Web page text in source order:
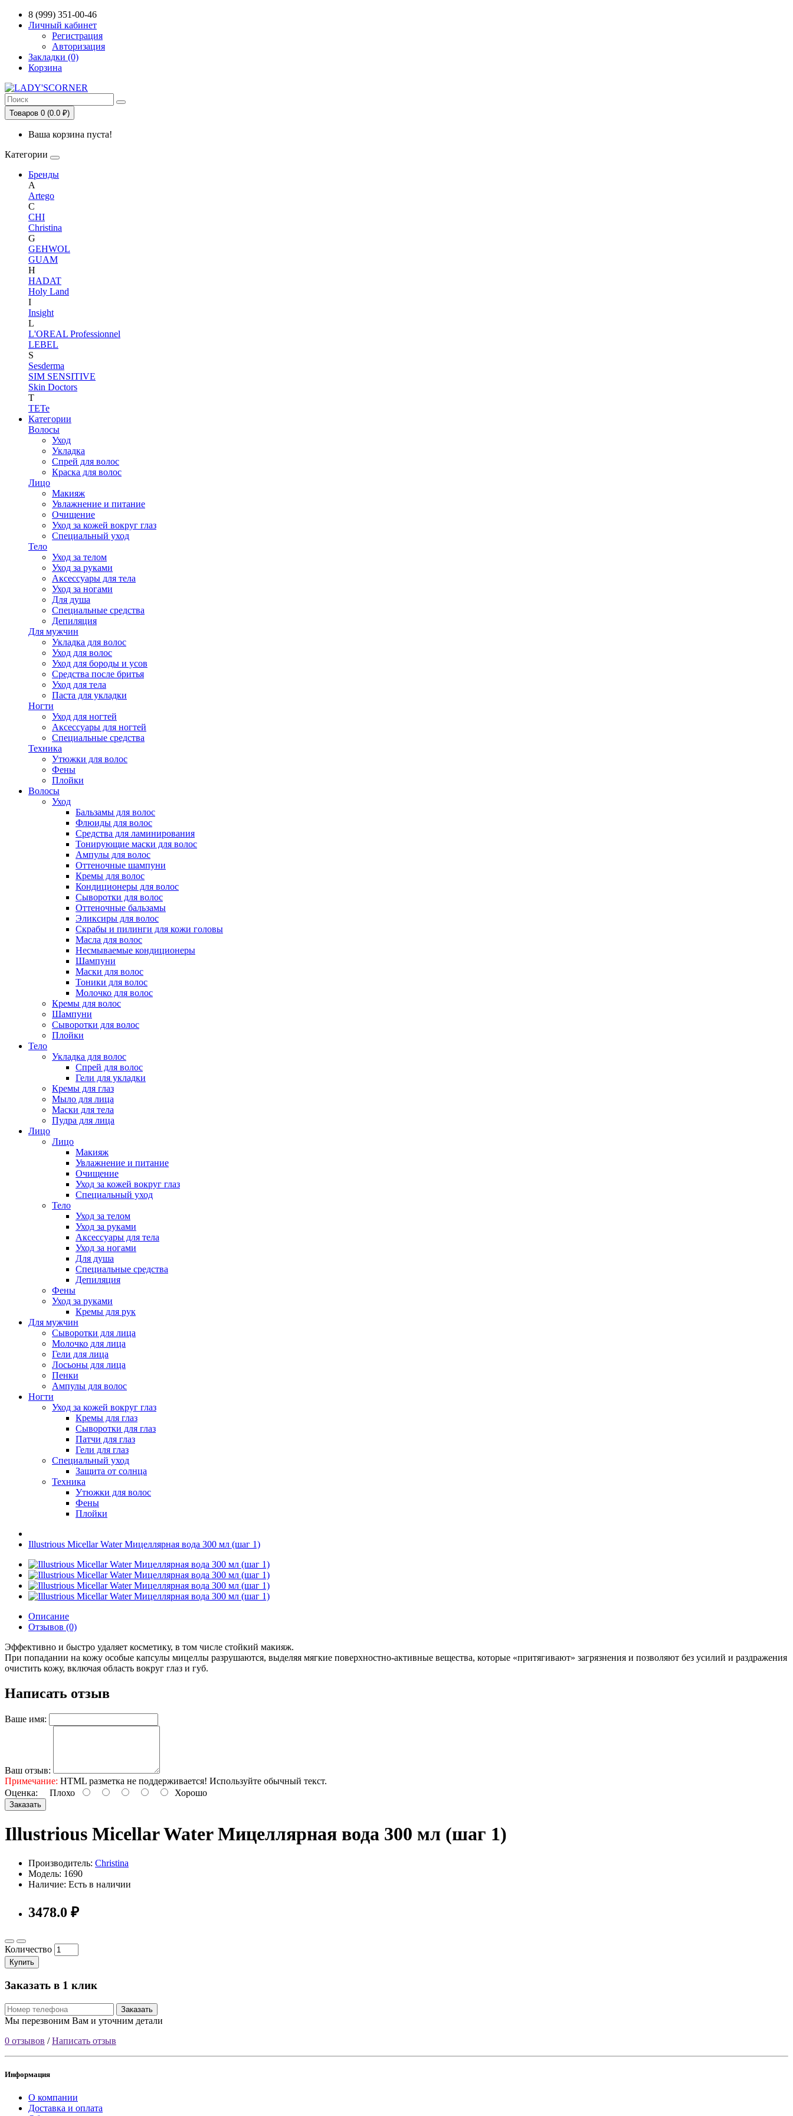
8 (999) 351-00-46
Личный кабинет
Регистрация
Авторизация
Закладки (0)
Корзина
Товаров 0 (0.0 ₽)
Ваша корзина пуста!
Категории
Бренды
A
Artego
C
CHI
Christina
G
GEHWOL
GUAM
H
HADAT
Holy Land
I
Insight
L
L'OREAL Professionnel
LEBEL
S
Sesderma
SIM SENSITIVE
Skin Doctors
T
TETe
Категории
Волосы
Уход
Укладка
Спрей для волос
Краска для волос
Лицо
Макияж
Увлажнение и питание
Очищение
Уход за кожей вокруг глаз
Специальный уход
Тело
Уход за телом
Уход за руками
Аксессуары для тела
Уход за ногами
Для душа
Специальные средства
Депиляция
Для мужчин
Укладка для волос
Уход для волос
Уход для бороды и усов
Средства после бритья
Уход для тела
Паста для укладки
Ногти
Уход для ногтей
Аксессуары для ногтей
Специальные средства
Техника
Утюжки для волос
Фены
Плойки
Волосы
Уход
Бальзамы для волос
Флюиды для волос
Средства для ламинирования
Тонирующие маски для волос
Ампулы для волос
Оттеночные шампуни
Кремы для волос
Кондиционеры для волос
Сыворотки для волос
Оттеночные бальзамы
Эликсиры для волос
Скрабы и пилинги для кожи головы
Масла для волос
Несмываемые кондиционеры
Шампуни
Маски для волос
Тоники для волос
Молочко для волос
Кремы для волос
Шампуни
Сыворотки для волос
Плойки
Тело
Укладка для волос
Спрей для волос
Гели для укладки
Кремы для глаз
Мыло для лица
Маски для тела
Пудра для лица
Лицо
Лицо
Макияж
Увлажнение и питание
Очищение
Уход за кожей вокруг глаз
Специальный уход
Тело
Уход за телом
Уход за руками
Аксессуары для тела
Уход за ногами
Для душа
Специальные средства
Депиляция
Фены
Уход за руками
Кремы для рук
Для мужчин
Сыворотки для лица
Молочко для лица
Гели для лица
Лосьоны для лица
Пенки
Ампулы для волос
Ногти
Уход за кожей вокруг глаз
Кремы для глаз
Сыворотки для глаз
Патчи для глаз
Гели для глаз
Специальный уход
Защита от солнца
Техника
Утюжки для волос
Фены
Плойки
Illustrious Micellar Water Мицеллярная вода 300 мл (шаг 1)
Описание
Отзывов (0)
Эффективно и быстро удаляет косметику, в том числе стойкий макияж.
При попадании на кожу особые капсулы мицеллы разрушаются, выделяя мягкие поверхностно-активные вещества, которые «притягивают» загрязнения и позволяют без усилий и раздражения
очистить кожу, включая область вокруг глаз и губ.
Написать отзыв
Ваше имя:
Ваш отзыв:
Примечание: HTML разметка не поддерживается! Используйте обычный текст.
Оценка: Плохо Хорошо
Заказать
Illustrious Micellar Water Мицеллярная вода 300 мл (шаг 1)
Производитель: Christina
Модель: 1690
Наличие: Есть в наличии
3478.0 ₽
Количество
Купить
Заказать в 1 клик
Заказать
Мы перезвоним Вам и уточним детали
0 отзывов /Написать отзыв
Информация
О компании
Доставка и оплата